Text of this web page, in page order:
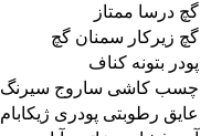
گچ درسا ممتاز
گچ زیرکار سمنان گچ
پودر بتونه کناف
چسب کاشی ساروج سیرنگ
عایق رطوبتی پودری ژیکابام